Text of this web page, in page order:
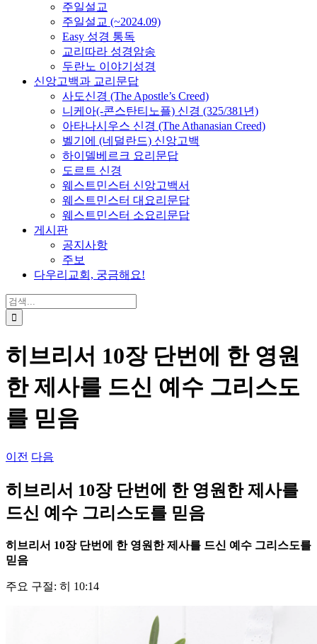
주일설교
주일설교 (~2024.09)
Easy 성경 통독
교리따라 성경암송
두란노 이야기성경
신앙고백과 교리문답
사도신경 (The Apostle’s Creed)
니케아(-콘스탄티노플) 신경 (325/381년)
아타나시우스 신경 (The Athanasian Creed)
벨기에 (네덜란드) 신앙고백
하이델베르크 요리문답
도르트 신경
웨스트민스터 신앙고백서
웨스트민스터 대요리문답
웨스트민스터 소요리문답
게시판
공지사항
주보
다우리교회, 궁금해요!
검
색
...
히브리서 10장 단번에 한 영원
한 제사를 드신 예수 그리스도
를 믿음
이전 다음
히브리서 10장 단번에 한 영원한 제사를
드신 예수 그리스도를 믿음
히브리서 10장 단번에 한 영원한 제사를 드신 예수 그리스도를
믿음
주요 구절: 히 10:14